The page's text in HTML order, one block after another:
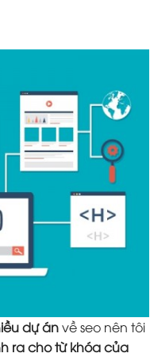
dự ánvề seo nên tôi
ra cho từ khóa của